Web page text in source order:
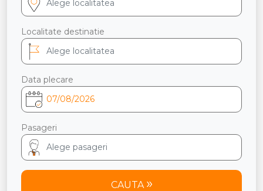
Localitate destinatie
Data plecare
Pasageri
CAUTA